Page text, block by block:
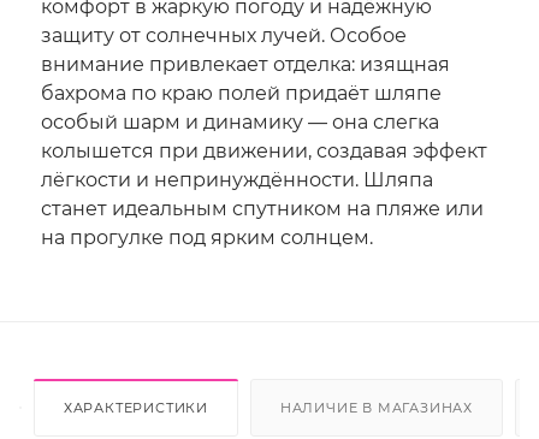
комфорт в жаркую погоду и надёжную
защиту от солнечных лучей. Особое
внимание привлекает отделка: изящная
бахрома по краю полей придаёт шляпе
особый шарм и динамику — она слегка
колышется при движении, создавая эффект
лёгкости и непринуждённости. Шляпа
станет идеальным спутником на пляже или
на прогулке под ярким солнцем.
ХАРАКТЕРИСТИКИ НАЛИЧИЕ В МАГАЗИНАХ